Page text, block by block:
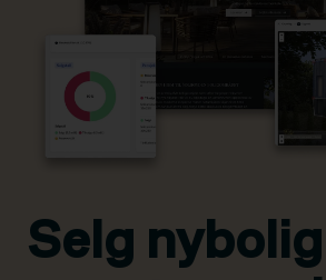
Selg nybolig